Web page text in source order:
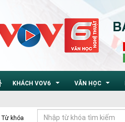
KHÁCH VOV6 VĂN HỌC
Từ khóa